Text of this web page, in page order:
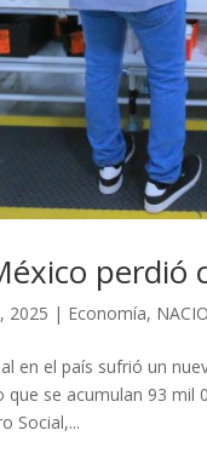
2025 | Economía,
en el país sufrió un
que se acumulan 93
Social,...